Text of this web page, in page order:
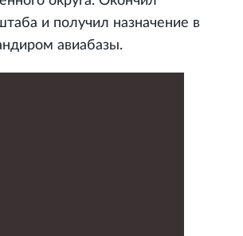
и получил назначение в
авиабазы.